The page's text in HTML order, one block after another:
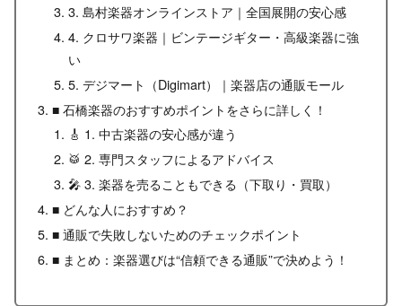
3. 島村楽器オンラインストア｜全国展開の安心感
4. クロサワ楽器｜ビンテージギター・高級楽器に強
い
5. デジマート（Digimart）｜楽器店の通販モール
■ 石橋楽器のおすすめポイントをさらに詳しく！
🎸 1. 中古楽器の安心感が違う
🥁 2. 専門スタッフによるアドバイス
🎤 3. 楽器を売ることもできる（下取り・買取）
■ どんな人におすすめ？
■ 通販で失敗しないためのチェックポイント
■ まとめ：楽器選びは“信頼できる通販”で決めよう！